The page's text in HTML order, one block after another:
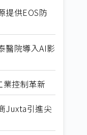
提供EOS防
醫院導入AI影
業控制革新
Juxta引進尖